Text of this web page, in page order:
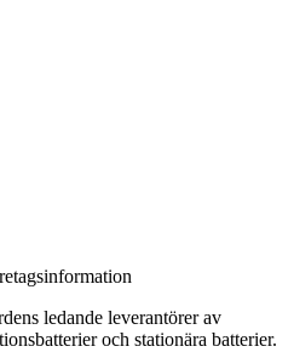
ledande leverantörer av
och stationära batterier.